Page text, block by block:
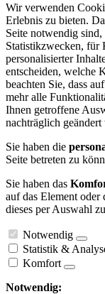
Wir verwenden
Erlebnis zu bieten.
Seite notwendig
Statistikzwecken, für
personalisierter
entscheiden, welche
beachten Sie, dass
mehr alle
Ihnen getroffene
nachträglich geändert
Sie haben die
Seite betreten zu
Sie haben das
auf das Element oder
dieses per Auswahl
Notwendig
Statistik &
Komfort
Notwendig: